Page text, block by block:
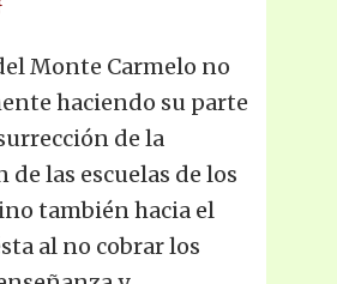
Monte Carmelo no
haciendo su parte
de la
las escuelas de los
también hacia el
al no cobrar los